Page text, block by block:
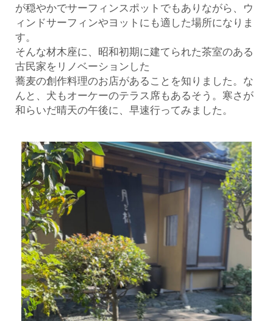
が穏やかでサーフィンスポットでもありながら、ウ
ィンドサーフィンやヨットにも適した場所になりま
す。
そんな材木座に、昭和初期に建てられた茶室のある
古民家をリノベーションした
蕎麦の創作料理のお店があることを知りました。な
んと、犬もオーケーのテラス席もあるそう。寒さが
和らいだ晴天の午後に、早速行ってみました。